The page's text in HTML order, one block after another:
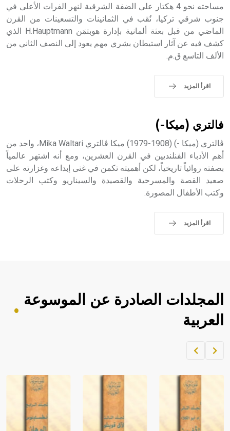
- هل تعلم أن أبجر Abgar اسم معروف جيداً يعود إلى عدد من
الملوك الذين حكموا مدينة إديسا (الرها) من أبجر الأول وحتى
التاسع، وهم ينتسبون إلى أسرة أوسروين
حيث تقتصر القيمة الصوتية للعلامة الك
مساحته نحو 4 هكتار على الضفة الشرقية لنهر الفرات الأعلى في
جنوب شرقي تركيا، نُقب في الثمانينات والتسعينات من القرن
الماضي من قبل بعثة ألمانية بإدارة هوبتمَن H.Hauptmann الذي
كشف فيه عن آثار استيطان بشري مهم يعود إلى النصف الثاني من
الألف التاسع ق.م.
اقرأ المزيد
فالتري (ميكا-)
ڤالتري (ميكا -) (1908-1979) ميكا ڤالتري Mika Waltari، واحد من
أهم الأدباء الفنلنديين في القرن العشرين، ومع أنه اشتهر عالمياً
بصفته روائياً تاريخياً، لكن أهميته تكمن في غنى إبداعه وغزارته على
صعيد القصة والمسرحية والقصيدة والسيناريو وكتب الرحلات
وكتب الأطفال المصورة.
اقرأ المزيد
المجلدات الصادرة عن الموسوعة
العربية